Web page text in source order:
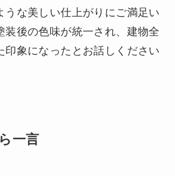
うな美しい仕上がりにご満足い
装後の色味が統一され、建物全
印象になったとお話しください
一言